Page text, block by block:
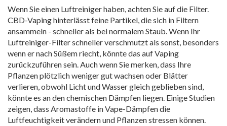
Wenn Sie einen Luftreiniger haben, achten Sie auf die Filter.
CBD-Vaping hinterlässt feine Partikel, die sich in Filtern
ansammeln - schneller als bei normalem Staub. Wenn Ihr
Luftreiniger-Filter schneller verschmutzt als sonst, besonders
wenn er nach Süßem riecht, könnte das auf Vaping
zurückzuführen sein. Auch wenn Sie merken, dass Ihre
Pflanzen plötzlich weniger gut wachsen oder Blätter
verlieren, obwohl Licht und Wasser gleich geblieben sind,
könnte es an den chemischen Dämpfen liegen. Einige Studien
zeigen, dass Aromastoffe in Vape-Dämpfen die
Luftfeuchtigkeit verändern und Pflanzen stressen können.